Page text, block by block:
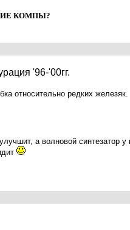
КОМПЫ?
'96-'00гг.
относительно редких железяк.
а волновой синтезатор